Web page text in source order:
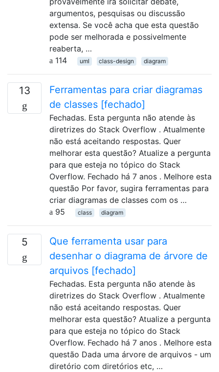
argumentos, pesquisas ou discussão
extensa. Se você acha que esta questão
pode ser melhorada e possivelmente
reaberta, …
114
uml class-design diagram
13
Ferramentas para criar diagramas
de classes [fechado]
Fechadas. Esta pergunta não atende às
diretrizes do Stack Overflow . Atualmente
não está aceitando respostas. Quer
melhorar esta questão? Atualize a pergunta
para que esteja no tópico do Stack
Overflow. Fechado há 7 anos . Melhore esta
questão Por favor, sugira ferramentas para
criar diagramas de classes com os …
95
class diagram
5
Que ferramenta usar para
desenhar o diagrama de árvore de
arquivos [fechado]
Fechadas. Esta pergunta não atende às
diretrizes do Stack Overflow . Atualmente
não está aceitando respostas. Quer
melhorar esta questão? Atualize a pergunta
para que esteja no tópico do Stack
Overflow. Fechado há 7 anos . Melhore esta
questão Dada uma árvore de arquivos - um
diretório com diretórios etc, …